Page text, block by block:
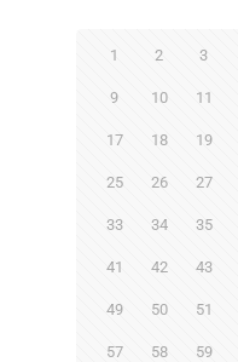
1 2 3
9 10 11
17 18 19
25 26 27
33 34 35
41 42 43
49 50 51
57 58 59